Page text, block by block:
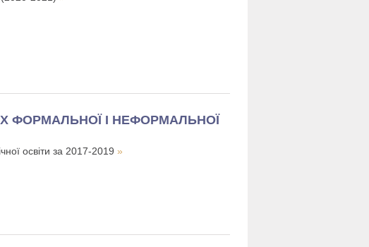
ФОРМАЛЬНОЇ І НЕФОРМАЛЬНОЇ
освіти за 2017-2019 »